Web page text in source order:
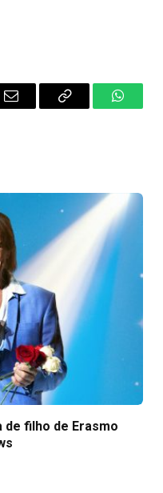
Email
Copy
de filho de Erasmo